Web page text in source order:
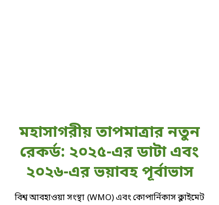
মহাসাগরীয় তাপমাত্রার নতুন
রেকর্ড: ২০২৫-এর ডাটা এবং
২০২৬-এর ভয়াবহ পূর্বাভাস
বিশ্ব আবহাওয়া সংস্থা (WMO) এবং কোপার্নিকাস ক্লাইমেট